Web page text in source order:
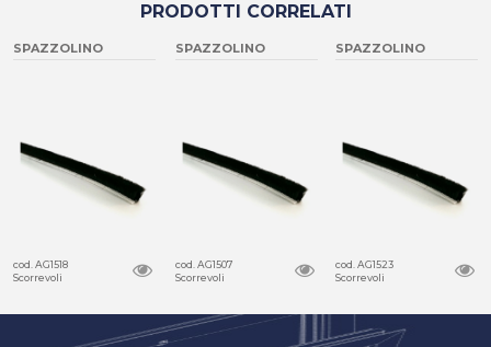
PRODOTTI CORRELATI
SPAZZOLINO
cod. AG1518
Scorrevoli
SPAZZOLINO
cod. AG1507
Scorrevoli
SPAZZOLINO
cod. AG1523
Scorrevoli